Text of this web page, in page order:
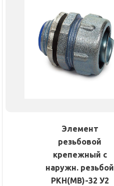
Элемент
резьбовой
крепежный с
наружн. резьбой
РКН(МВ)-32 У2